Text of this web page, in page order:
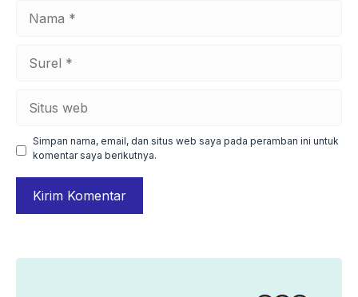
web
Simpan nama, email, dan situs web saya pada peramban ini untuk
komentar saya berikutnya.